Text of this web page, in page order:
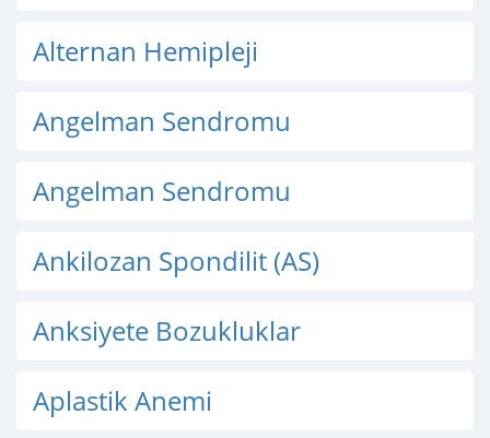
Alternan Hemipleji
Angelman Sendromu
Angelman Sendromu
Ankilozan Spondilit (AS)
Anksiyete Bozukluklar
Aplastik Anemi